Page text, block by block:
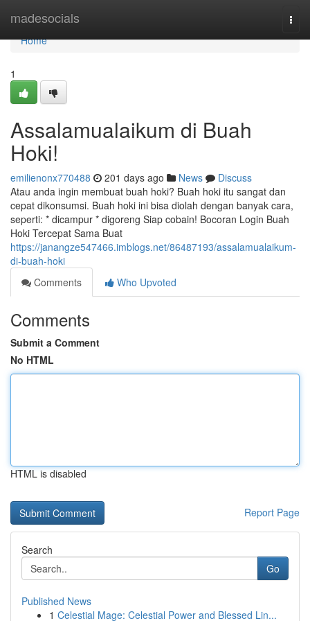
madesocials
Home
Home
1
Assalamualaikum di Buah
Hoki!
emilienonx770488 201 days ago News
Discuss
Atau anda ingin membuat buah hoki? Buah hoki itu sangat dan
cepat dikonsumsi. Buah hoki ini bisa diolah dengan banyak cara,
seperti: * dicampur * digoreng Siap cobain! Bocoran Login Buah
Hoki Tercepat Sama Buat
https://janangze547466.imblogs.net/86487193/assalamualaikum-
di-buah-hoki
Comments
Who Upvoted
Comments
Submit a Comment
No HTML
HTML is disabled
Report Page
Search
Go
Published News
1 Celestial Mage: Celestial Power and Blessed Lin...